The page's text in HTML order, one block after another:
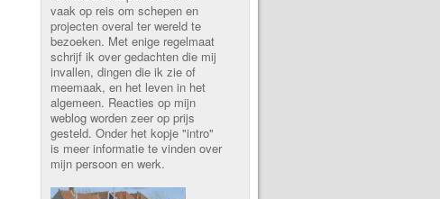
vaak op reis om schepen en
projecten overal ter wereld te
bezoeken. Met enige regelmaat
schrijf ik over gedachten die mij
invallen, dingen die ik zie of
meemaak, en het leven in het
algemeen. Reacties op mijn
weblog worden zeer op prijs
gesteld. Onder het kopje "intro"
is meer informatie te vinden over
mijn persoon en werk.